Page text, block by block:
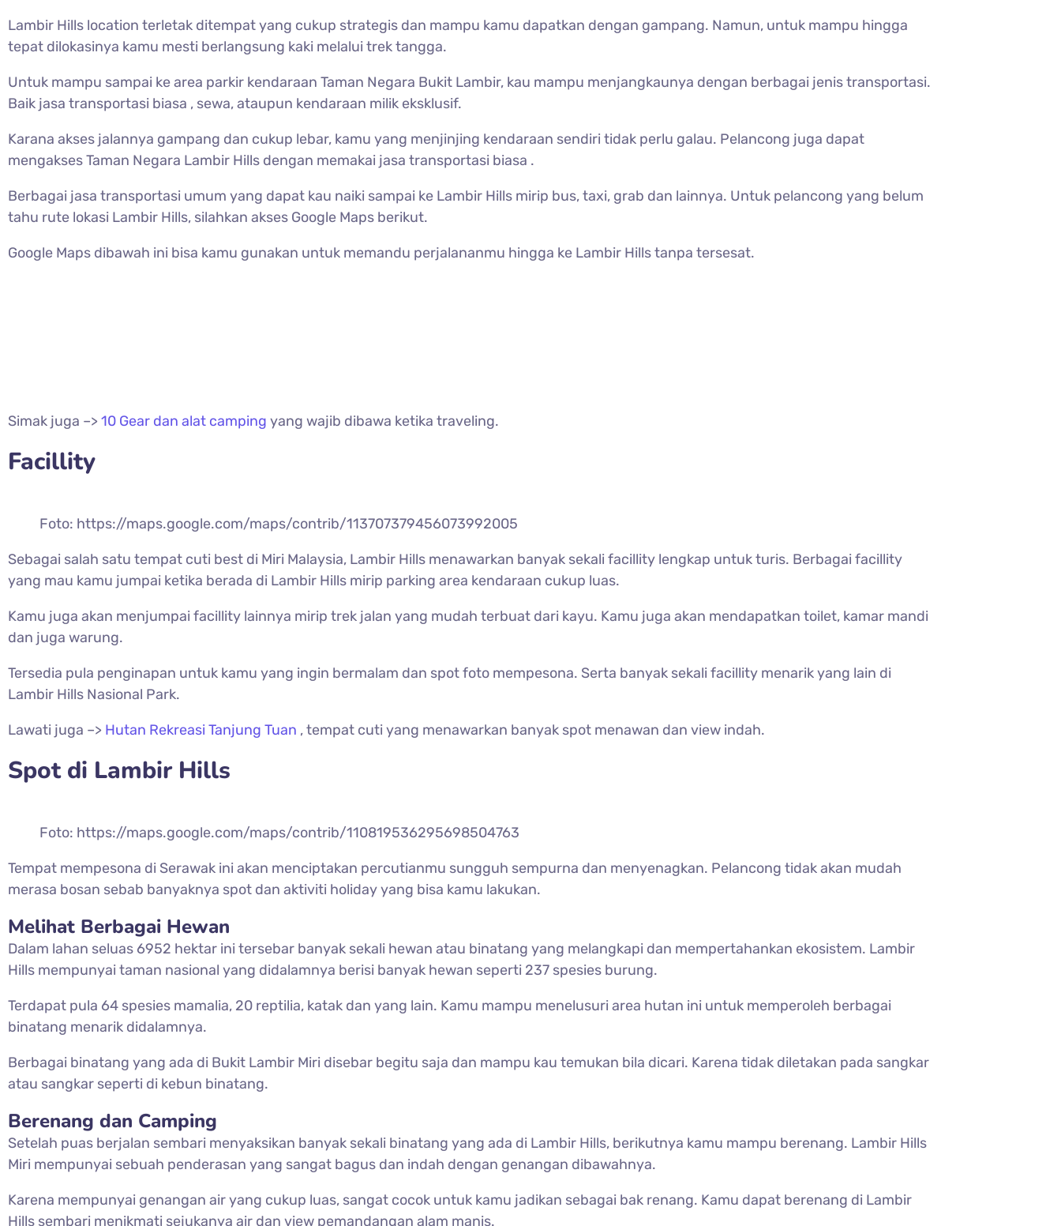
Lambir Hills location terletak ditempat yang cukup strategis dan mampu kamu dapatkan dengan gampang. Namun, untuk mampu hingga
tepat dilokasinya kamu mesti berlangsung kaki melalui trek tangga.
Untuk mampu sampai ke area parkir kendaraan Taman Negara Bukit Lambir, kau mampu menjangkaunya dengan berbagai jenis transportasi.
Baik jasa transportasi biasa , sewa, ataupun kendaraan milik eksklusif.
Karana akses jalannya gampang dan cukup lebar, kamu yang menjinjing kendaraan sendiri tidak perlu galau. Pelancong juga dapat
mengakses Taman Negara Lambir Hills dengan memakai jasa transportasi biasa .
Berbagai jasa transportasi umum yang dapat kau naiki sampai ke Lambir Hills mirip bus, taxi, grab dan lainnya. Untuk pelancong yang belum
tahu rute lokasi Lambir Hills, silahkan akses Google Maps berikut.
Google Maps dibawah ini bisa kamu gunakan untuk memandu perjalananmu hingga ke Lambir Hills tanpa tersesat.
Simak juga –>10 Gear dan alat camping yang wajib dibawa ketika traveling.
Facillity
Foto: https://maps.google.com/maps/contrib/113707379456073992005
Sebagai salah satu tempat cuti best di Miri Malaysia, Lambir Hills menawarkan banyak sekali facillity lengkap untuk turis. Berbagai facillity
yang mau kamu jumpai ketika berada di Lambir Hills mirip parking area kendaraan cukup luas.
Kamu juga akan menjumpai facillity lainnya mirip trek jalan yang mudah terbuat dari kayu. Kamu juga akan mendapatkan toilet, kamar mandi
dan juga warung.
Tersedia pula penginapan untuk kamu yang ingin bermalam dan spot foto mempesona. Serta banyak sekali facillity menarik yang lain di
Lambir Hills Nasional Park.
Lawati juga –> Hutan Rekreasi Tanjung Tuan , tempat cuti yang menawarkan banyak spot menawan dan view indah.
Spot di Lambir Hills
Foto: https://maps.google.com/maps/contrib/110819536295698504763
Tempat mempesona di Serawak ini akan menciptakan percutianmu sungguh sempurna dan menyenagkan. Pelancong tidak akan mudah
merasa bosan sebab banyaknya spot dan aktiviti holiday yang bisa kamu lakukan.
Melihat Berbagai Hewan
Dalam lahan seluas 6952 hektar ini tersebar banyak sekali hewan atau binatang yang melangkapi dan mempertahankan ekosistem. Lambir
Hills mempunyai taman nasional yang didalamnya berisi banyak hewan seperti 237 spesies burung.
Terdapat pula 64 spesies mamalia, 20 reptilia, katak dan yang lain. Kamu mampu menelusuri area hutan ini untuk memperoleh berbagai
binatang menarik didalamnya.
Berbagai binatang yang ada di Bukit Lambir Miri disebar begitu saja dan mampu kau temukan bila dicari. Karena tidak diletakan pada sangkar
atau sangkar seperti di kebun binatang.
Berenang dan Camping
Setelah puas berjalan sembari menyaksikan banyak sekali binatang yang ada di Lambir Hills, berikutnya kamu mampu berenang. Lambir Hills
Miri mempunyai sebuah penderasan yang sangat bagus dan indah dengan genangan dibawahnya.
Karena mempunyai genangan air yang cukup luas, sangat cocok untuk kamu jadikan sebagai bak renang. Kamu dapat berenang di Lambir
Hills sembari menikmati sejukanya air dan view pemandangan alam manis.